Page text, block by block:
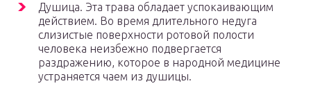
Душица. Эта трава обладает успокаивающим
действием. Во время длительного недуга
слизистые поверхности ротовой полости
человека неизбежно подвергается
раздражению, которое в народной медицине
устраняется чаем из душицы.